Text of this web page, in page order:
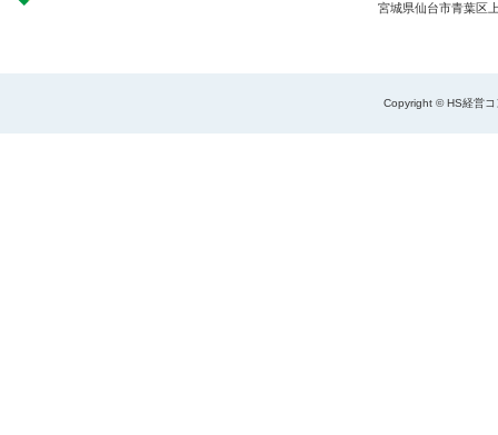
宮城県仙台市青葉区
Copyright © HS経営